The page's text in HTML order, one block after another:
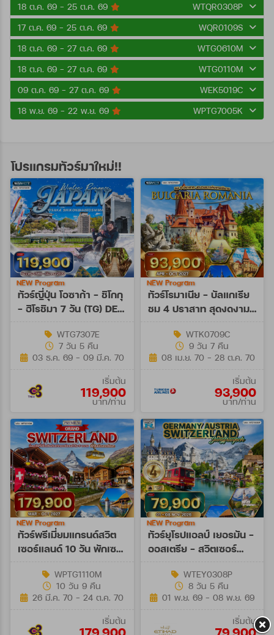
18 ต.ค. 69 - 25 ต.ค. 69
WTQR0308P
17 ต.ค. 69 - 25 ต.ค. 69
WQR0109S
18 ต.ค. 69 - 27 ต.ค. 69
WTG0610M
18 ต.ค. 69 - 27 ต.ค. 69
WTG0110M
09 ต.ค. 69 - 27 ต.ค. 69
WEK5019C
18 พ.ย. 69 - 22 พ.ย. 69
WPTG7005K
โปรแกรมทัวร์มาใหม่!!
ทัวร์ญี่ปุ่น โอซาก้า - ชิโกกุ
- ฮิโรชิมา 7 วัน (TG) DEC
NEW Program
WTG7307E
7 วัน 5 คืน
03 ธ.ค. 69 - 09 มี.ค. 70
เริ่มต้น
119,900
บาท/ท่าน
ทัวร์โรมาเนีย - บัลแกเรีย
ชม 4 ปราสาท สุดงดงาม
NEW Program
WTK0709C
9 วัน 7 คืน
08 เม.ย. 70 - 28 ต.ค. 70
เริ่มต้น
93,900
บาท/ท่าน
ทัวร์พรีเมี่ยมแกรนด์สวิต
เซอร์แลนด์ 10 วัน พักเซ
NEW Program
WPTG1110M
10 วัน 9 คืน
26 มี.ค. 70 - 24 ต.ค. 70
เริ่มต้น
ทัวร์ยุโรปแอลป์ เยอรมัน -
ออสเตรีย - สวิตเซอร์
NOV 26
NEW Program
WTEY0308P
8 วัน 5 คืน
01 พ.ย. 69 - 08 พ.ย. 69
เริ่มต้น